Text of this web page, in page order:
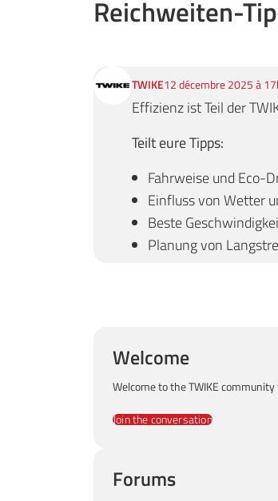
Reichweiten-
TWIKE12 décembre 2025 à
Effizienz ist Teil der
Teilt eure Tipps:
Fahrweise und Eco-
Einfluss von Wetter
Beste
Planung von
Welcome
Welcome to the TWIKE
Join the conversation
Forums